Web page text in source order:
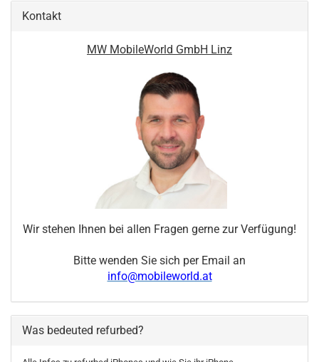
Kontakt
MW MobileWorld GmbH Linz
Wir stehen Ihnen bei allen Fragen gerne zur Verfügung!
Bitte wenden Sie sich per Email an
info@mobileworld.at
Was bedeuted refurbed?